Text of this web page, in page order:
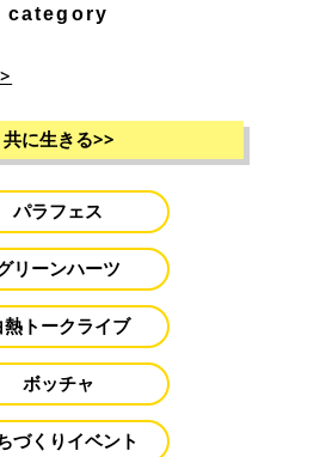
category
共に生きる>>
パラフェス
リーンハーツ
熱トークライブ
ボッチャ
づくりイベント